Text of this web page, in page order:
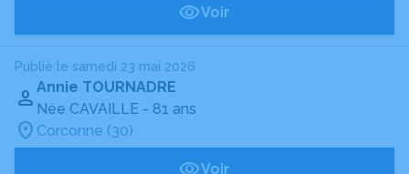
Voir
Publié le samedi 23 mai 2026
Annie TOURNADRE
Née CAVAILLE - 81 ans
Corconne (30)
Voir